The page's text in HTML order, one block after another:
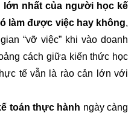
lớn nhất của người học kế
làm được việc hay không,
“vỡ việc” khi vào doanh
cách giữa kiến thức học
tế vẫn là rào cản lớn với
toán thực hành ngày càng